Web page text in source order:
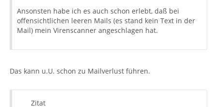
Ansonsten habe ich es auch schon erlebt, daß bei
offensichtlichen leeren Mails (es stand kein Text in der
Mail) mein Virenscanner angeschlagen hat.
Das kann u.U. schon zu Mailverlust führen.
Zitat